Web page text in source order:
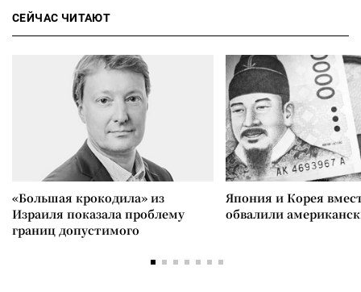
СЕЙЧАС ЧИТАЮТ
«Большая крокодила» из
Израиля показала проблему
границ допустимого
Япония и Корея
обвалили